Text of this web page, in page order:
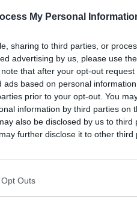
My Personal
sharing to third parties, or
advertising by us, please use
that after your opt-out
based on personal
prior to your opt-out. You
information by third parties on
also be disclosed by us to third
further disclose it to other third
Outs
står som bostadsrätt, då äger väl
flens-kommun-nygatan-36-
2 797 kr/år = 2476 kr
finns? Lite tapeter och ett